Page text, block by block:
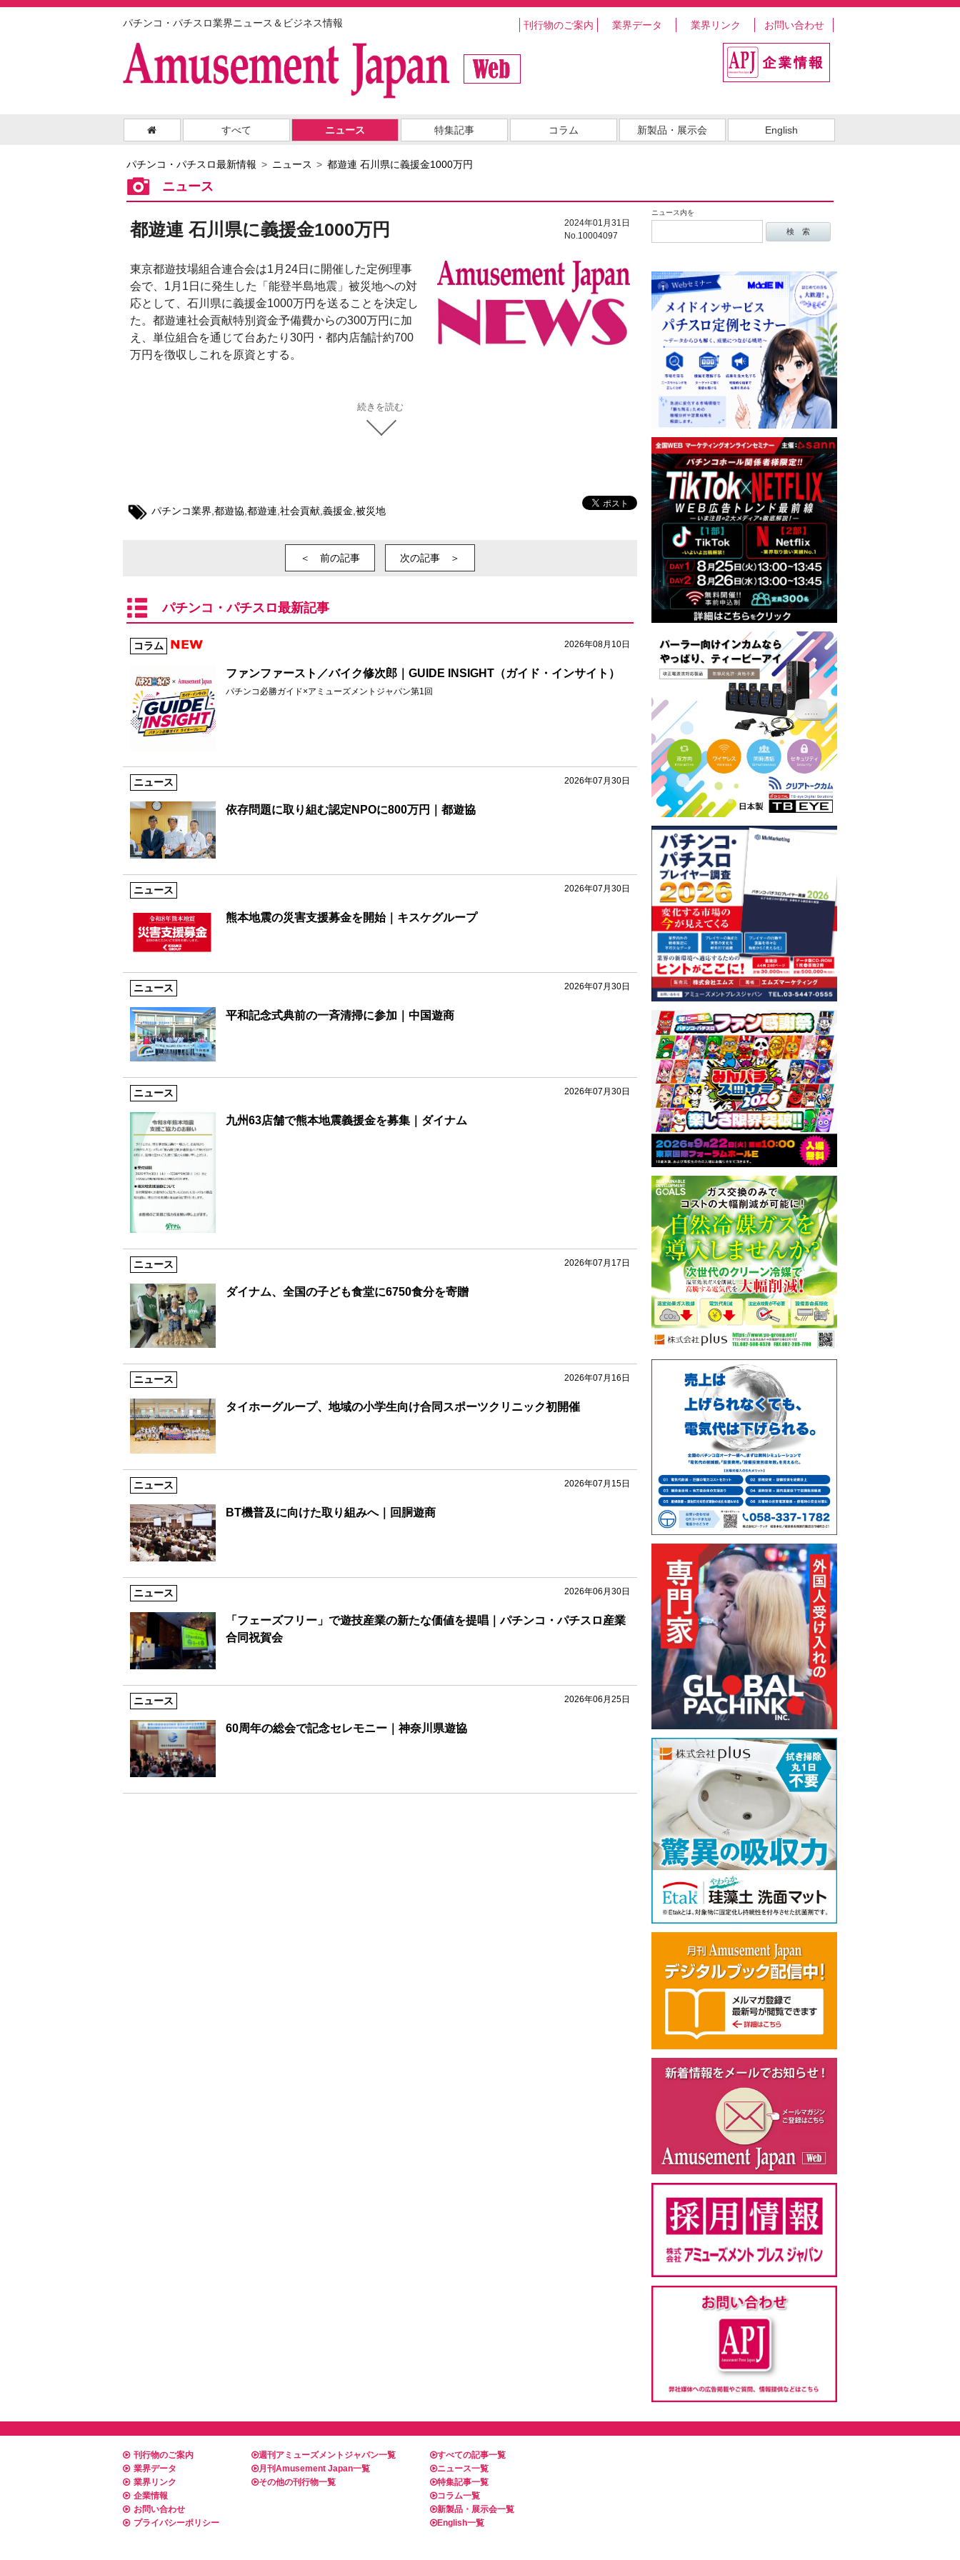
パチンコ・パチスロ業界ニュース＆ビジネス情報 刊行物のご案内 業界データ 業界リンク お問い合わせ
すべて ニュース 特集記事 コラム 新製品・展示会 English
パチンコ・パチスロ最新情報 ニュース 都遊連 石川県に義援金1000万円
ニュース
ニュース内を
2024年01月31日
No.10004097
都遊連 石川県に義援金1000万円
東京都遊技場組合連合会は1月24日に開催した定例理事
会で、1月1日に発生した「能登半島地震」被災地への対
応として、石川県に義援金1000万円を送ることを決定し
た。都遊連社会貢献特別資金予備費からの300万円に加
え、単位組合を通じて台あたり30円・都内店舗計約700
万円を徴収しこれを原資とする。
続きを読む
パチンコ業界,都遊協,都遊連,社会貢献,義援金,被災地
＜ 前の記事 次の記事 ＞
パチンコ・パチスロ最新記事
2026年08月10日
コラム
ファンファースト／バイク修次郎｜GUIDE INSIGHT（ガイド・インサイト）
パチンコ必勝ガイド×アミューズメントジャパン第1回
2026年07月30日
ニュース
依存問題に取り組む認定NPOに800万円｜都遊協
2026年07月30日
ニュース
熊本地震の災害支援募金を開始｜キスケグループ
2026年07月30日
ニュース
平和記念式典前の一斉清掃に参加｜中国遊商
2026年07月30日
ニュース
九州63店舗で熊本地震義援金を募集｜ダイナム
2026年07月17日
ニュース
ダイナム、全国の子ども食堂に6750食分を寄贈
2026年07月16日
ニュース
タイホーグループ、地域の小学生向け合同スポーツクリニック初開催
2026年07月15日
ニュース
BT機普及に向けた取り組みへ｜回胴遊商
2026年06月30日
ニュース
「フェーズフリー」で遊技産業の新たな価値を提唱｜パチンコ・パチスロ産業
合同祝賀会
2026年06月25日
ニュース
60周年の総会で記念セレモニー｜神奈川県遊協
刊行物のご案内
業界データ
業界リンク
企業情報
お問い合わせ
プライバシーポリシー
週刊アミューズメントジャパン一覧
月刊Amusement Japan一覧
その他の刊行物一覧
すべての記事一覧
ニュース一覧
特集記事一覧
コラム一覧
新製品・展示会一覧
English一覧